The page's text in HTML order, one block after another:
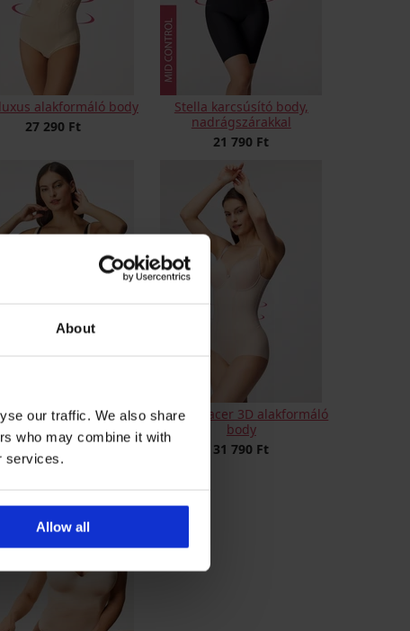
About
our traffic. We also share
who may combine it with
services.
Allow all
alakformáló body
27 290 Ft
Stella karcsúsító body,
nadrágszárakkal
21 790 Ft
alakformáló body,
nyitott ágyékrésszel
18 190 Ft
Angie Spacer 3D alakformáló
body
31 790 Ft